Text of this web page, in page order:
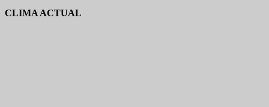
CLIMA ACTUAL